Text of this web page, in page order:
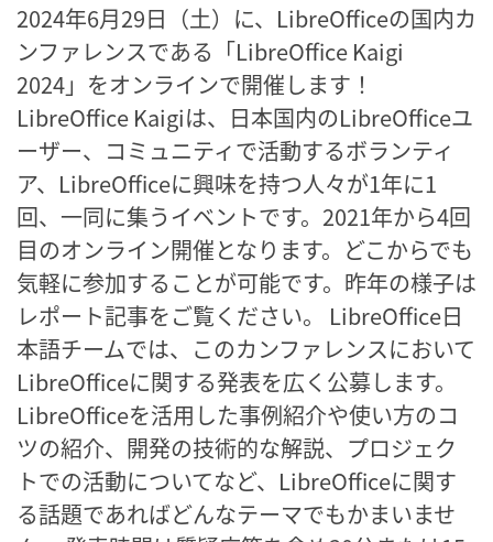
2024年6月29日（土）に、LibreOfficeの国内カ
ンファレンスである「LibreOffice Kaigi
2024」をオンラインで開催します！
LibreOffice Kaigiは、日本国内のLibreOfficeユ
ーザー、コミュニティで活動するボランティ
ア、LibreOfficeに興味を持つ人々が1年に1
回、一同に集うイベントです。2021年から4回
目のオンライン開催となります。どこからでも
気軽に参加することが可能です。昨年の様子は
レポート記事をご覧ください。 LibreOffice日
本語チームでは、このカンファレンスにおいて
LibreOfficeに関する発表を広く公募します。
LibreOfficeを活用した事例紹介や使い方のコ
ツの紹介、開発の技術的な解説、プロジェク
トでの活動についてなど、LibreOfficeに関す
る話題であればどんなテーマでもかまいませ